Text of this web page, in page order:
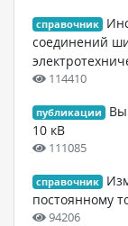
справочник
соединений
114410
публикации
10 кВ
111085
справочник
постоянному
94206